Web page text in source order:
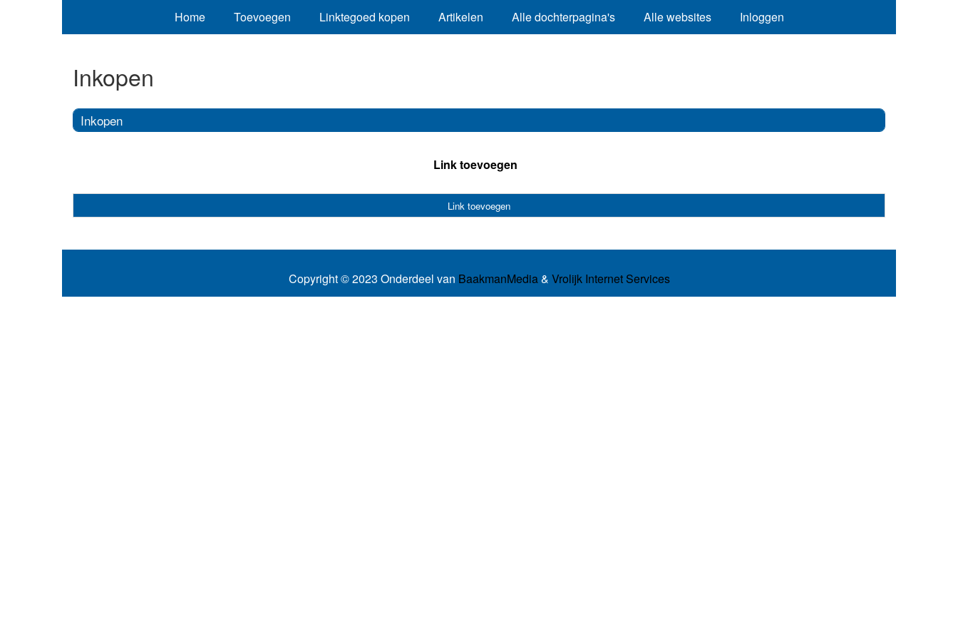
Home Toevoegen Linktegoed kopen Artikelen Alle dochterpagina's Alle websites Inloggen
Inkopen
Inkopen
Link toevoegen
Link toevoegen
Copyright © 2023 Onderdeel van BaakmanMedia& Vrolijk Internet Services